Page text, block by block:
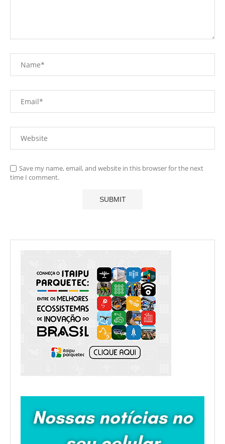
Save my name, email, and website in this browser for the next
time I comment.